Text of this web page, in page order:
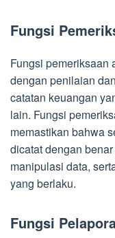
Fungsi
Fungsi pemeriksaan
dengan penilaian
catatan keuangan
lain. Fungsi
memastikan bahwa
dicatat dengan
manipulasi data,
yang berlaku.
Fungsi